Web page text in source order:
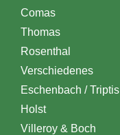
Comas
Thomas
Rosenthal
Verschiedenes
Eschenbach / Triptis
Holst
Villeroy & Boch